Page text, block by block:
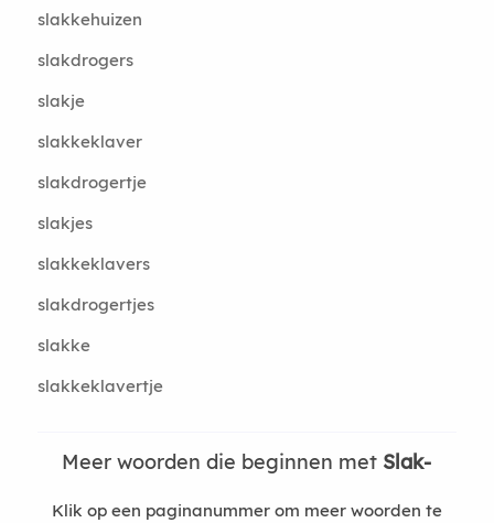
slakkehuizen
slakdrogers
slakje
slakkeklaver
slakdrogertje
slakjes
slakkeklavers
slakdrogertjes
slakke
slakkeklavertje
Meer woorden die beginnen met Slak-
Klik op een paginanummer om meer woorden te